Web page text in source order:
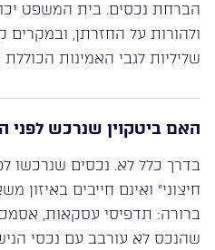
הברחת נכסים. בית המשפט
ולהורות על החזרתן, ובמקרים
שליליות לגבי האמינות
האם ביטקוין שנרכש לפני
בדרך כלל לא. נכסים שנרכשו
חיצוני” ואינם חייבים
ברורה: תדפיסי עסקאות,
שהנכס לא עורבב עם נכסי